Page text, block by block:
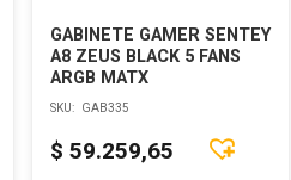
GABINETE GAMER SENTEY
A8 ZEUS BLACK 5 FANS
ARGB MATX
SKU: GAB335
$ 59.259,65